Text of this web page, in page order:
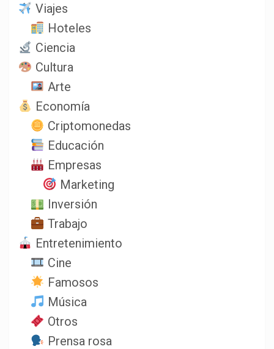
Viajes
Hoteles
Ciencia
Cultura
Arte
Economía
Criptomonedas
Educación
Empresas
Marketing
Inversión
Trabajo
Entretenimiento
Cine
Famosos
Música
Otros
Prensa rosa